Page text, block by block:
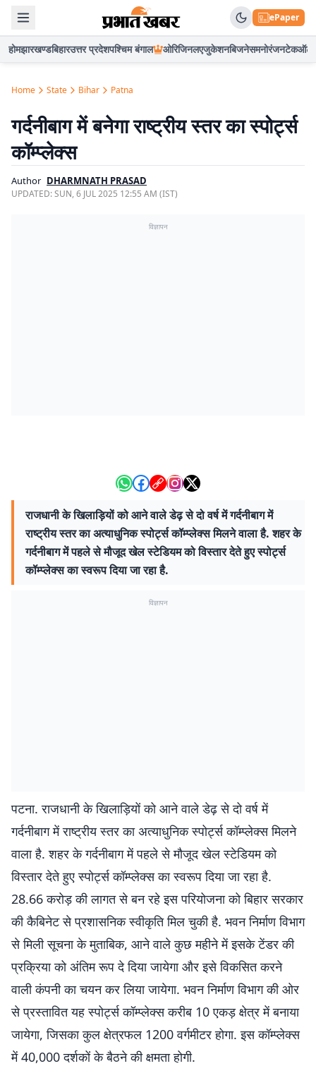
ePaper
होमझारखण्डबिहारउत्तर प्रदेशपश्चिम बंगाल ओरिजिनलएजुकेशनबिजनेसमनोरंजनटेकऑटो
Home State Bihar Patna
गर्दनीबाग में बनेगा राष्ट्रीय स्तर का स्पोर्ट्स
कॉम्प्लेक्स
Author DHARMNATH PRASAD
UPDATED:SUN, 6 JUL 2025 12:55 AM (IST)
विज्ञापन
राजधानी के खिलाड़ियों को आने वाले डेढ़ से दो वर्ष में गर्दनीबाग में
राष्ट्रीय स्तर का अत्याधुनिक स्पोर्ट्स कॉम्प्लेक्स मिलने वाला है. शहर के
गर्दनीबाग में पहले से मौजूद खेल स्टेडियम को विस्तार देते हुए स्पोर्ट्स
कॉम्प्लेक्स का स्वरूप दिया जा रहा है.
विज्ञापन
पटना. राजधानी के खिलाड़ियों को आने वाले डेढ़ से दो वर्ष में
गर्दनीबाग में राष्ट्रीय स्तर का अत्याधुनिक स्पोर्ट्स कॉम्प्लेक्स मिलने
वाला है. शहर के गर्दनीबाग में पहले से मौजूद खेल स्टेडियम को
विस्तार देते हुए स्पोर्ट्स कॉम्प्लेक्स का स्वरूप दिया जा रहा है.
28.66 करोड़ की लागत से बन रहे इस परियोजना को बिहार सरकार
की कैबिनेट से प्रशासनिक स्वीकृति मिल चुकी है. भवन निर्माण विभाग
से मिली सूचना के मुताबिक, आने वाले कुछ महीने में इसके टेंडर की
प्रक्रिया को अंतिम रूप दे दिया जायेगा और इसे विकसित करने
वाली कंपनी का चयन कर लिया जायेगा. भवन निर्माण विभाग की ओर
से प्रस्तावित यह स्पोर्ट्स कॉम्प्लेक्स करीब 10 एकड़ क्षेत्र में बनाया
जायेगा, जिसका कुल क्षेत्रफल 1200 वर्गमीटर होगा. इस कॉम्प्लेक्स
में 40,000 दर्शकों के बैठने की क्षमता होगी.